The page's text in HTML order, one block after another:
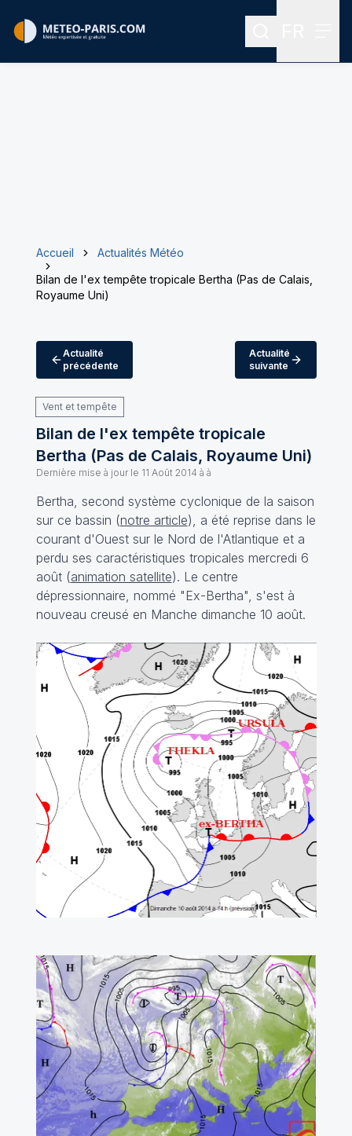
Rechercher
Accueil
Actualités Météo
Bilan de l'ex tempête tropicale Bertha (Pas de Calais,
Royaume Uni)
Actualité
précédente
Actualité
suivante
Vent et tempête
Bilan de l'ex tempête tropicale
Bertha (Pas de Calais, Royaume Uni)
Dernière mise à jour le 11 Août 2014 à à
Bertha, second système cyclonique de la saison
sur ce bassin (notre article), a été reprise dans le
courant d'Ouest sur le Nord de l'Atlantique et a
perdu ses caractéristiques tropicales mercredi 6
août (animation satellite). Le centre
dépressionnaire, nommé "Ex-Bertha", s'est à
nouveau creusé en Manche dimanche 10 août.